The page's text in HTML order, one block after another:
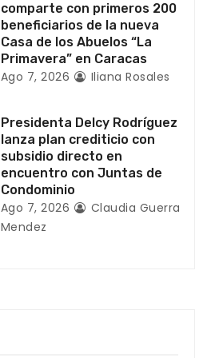
comparte con primeros 200
beneficiarios de la nueva
Casa de los Abuelos “La
Primavera” en Caracas
Ago 7, 2026 Iliana Rosales
Presidenta Delcy Rodríguez
lanza plan crediticio con
subsidio directo en
encuentro con Juntas de
Condominio
Ago 7, 2026
Claudia Guerra
Mendez